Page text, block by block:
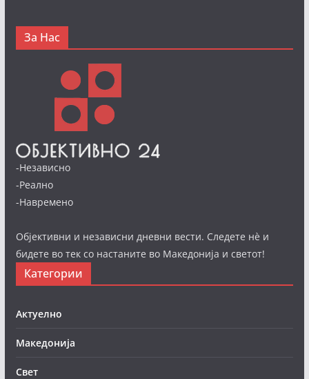
За Нас
-Независно
-Реално
-Навремено
Објективни и независни дневни вести. Следете нè и
бидете во тек со настаните во Македонија и светот!
Категории
Актуелно
Македонија
Свет